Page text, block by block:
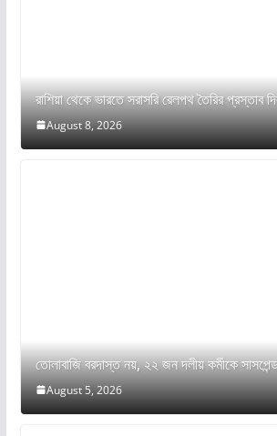
রাশিয়া থেকে ভারতে সরাসরি রেলপথ তৈরির প্রস্তাব
August 8, 2026
তোলাবাজি বরদাস্ত নয়, ২২ জন দলীয় কর্মীকে
August 5, 2026